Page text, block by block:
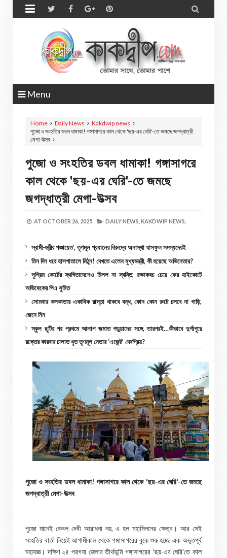
 
Menu
Home Daily News
Kakdwip news
পুজো ও সংহতির ডবল ধামাকা! গঙ্গাসাগরে কাল থেকে 'ছয়-এর ঘেরি'-তে জমছে জগদ্ধাত্রী
মেগা-উত্সব
পুজো ও সংহতির ডবল ধামাকা! গঙ্গাসাগরে
কাল থেকে 'ছয়-এর ঘেরি'-তে জমছে
জগদ্ধাত্রী মেগা-উত্সব
AT OCTOBER 26, 2025 DAILY NEWS, KAKDWIP NEWS,
স্বামী-স্ত্রীর পঞ্চায়েত’, তৃণমূল প্রধানের বিরুদ্ধে অনাস্থা ঘাসফুল সদস্যদেরই
তিন দিন ধরে হাসপাতালে মিঠুন! দেখতে এলেন মুখ্যমন্ত্রী, কী হয়েছে অভিনেতার?
সুপ্রিম কোর্টের স্থগিতাদেশেও মিলল না স্বস্তি, রক্ষাকবচ চেয়ে ফের হাইকোর্টে
অভিষেকের পিএ সুমিত
সোমবার কলকাতার একাধিক রাস্তা থাকবে বন্ধ, কোন কোন রুটে চলবে না গাড়ি,
জেনে নিন
স্কুল ছুটির পর প্রথমে আলাপ জমাত পড়ুয়াদের সঙ্গে, তারপরই…কীভাবে দুর্গাপুরে
রক্তের কারবার চালাত ধৃত তৃণমূল নেতার ‘এজেন্ট’ দেবপ্রিয়?
পুজো ও সংহতির ডবল ধামাকা! গঙ্গাসাগরে কাল থেকে 'ছয়-এর ঘেরি'-তে জমছে
জগদ্ধাত্রী মেগা-উত্সব
পুজো মানেই কেবল দেবী আরাধনা নয়, এ হল মহামিলনের ক্ষেত্র। আর সেই
সংহতির বার্তা নিয়েই আগামীকাল থেকে গঙ্গাসাগরের বুকে শুরু হচ্ছে এক অভূতপূর্ব
মহাযজ্ঞ। দক্ষিণ ২৪ পরগনা জেলার তীর্থভূমি গঙ্গাসাগরের 'ছয়-এর ঘেরি'তে কাল